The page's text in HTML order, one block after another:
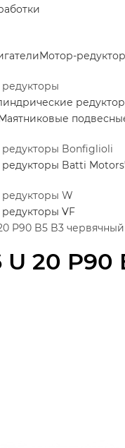
U 20
Мотор-
Bonfiglioli
Batti Motors
W
VF
P90 B5 B3